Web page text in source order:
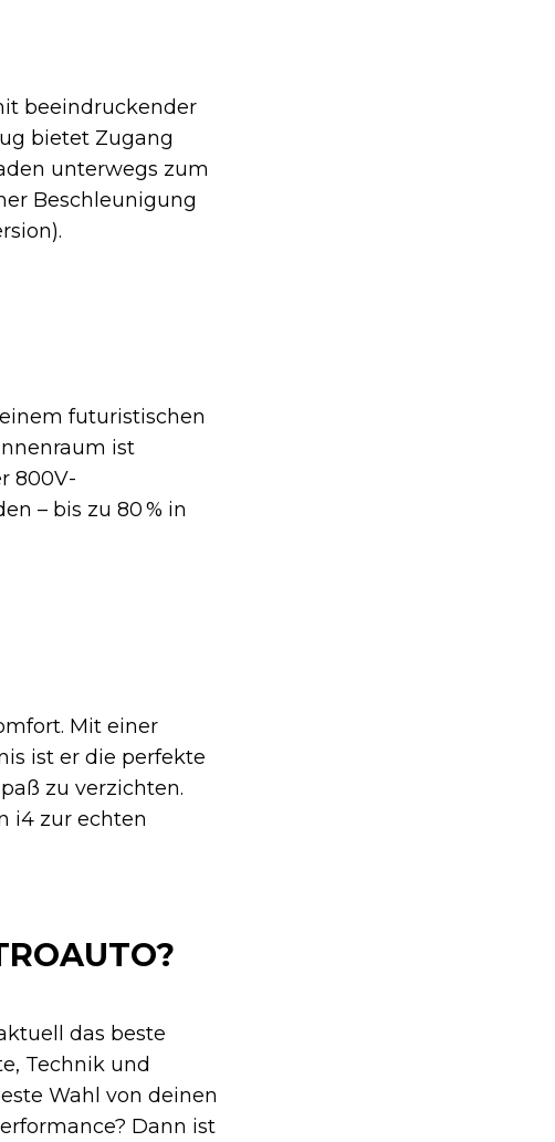
beeindruckender
bietet Zugang
unterwegs zum
Beschleunigung
futuristischen
ist
800V-
– bis zu 80 % in
Mit einer
ist er die perfekte
zu verzichten.
i4 zur echten
das beste
Technik und
Wahl von deinen
Dann ist